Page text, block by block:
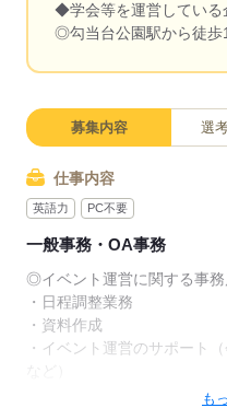
◆学会等を運営している
◎勾当台公園駅から徒歩
募集内容 選
仕事内容
英語力 PC不要
一般事務・OA事務
◎イベント運営に関する事
・日程調整業務
・資料作成
・イベント運営のサポート
・出席者の管理（謝礼・宿泊
も